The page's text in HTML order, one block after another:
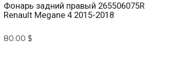
Фонарь задний правый 265506075R
Renault Megane 4 2015-2018
80.00 $